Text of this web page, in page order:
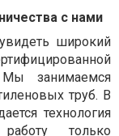
с нами
широкий
занимаемся
труб. В
технология
только